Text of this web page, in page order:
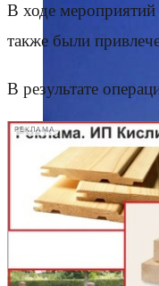
В ходе
также были
В результате
РЕКЛАМА